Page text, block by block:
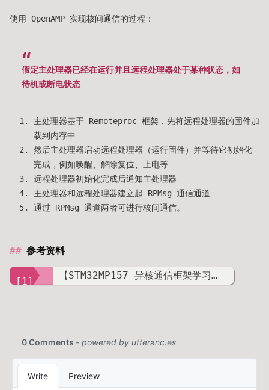
使用 OpenAMP 实现核间通信的过程：
假定主处理器已经在运行并且远程处理器处于某种状态，如
待机或断电状态
主处理器基于 Remoteproc 框架，先将远程处理器的固件加
载到内存中
然后主处理器启动远程处理器（运行固件）并等待它初始化
完成，例如唤醒、解除复位、上电等
远程处理器初始化完成后通知主处理器
主处理器和远程处理器建立起 RPMsg 通信通道
通过 RPMsg 通道两者可进行核间通信。
参考资料
[1]
【STM32MP157 异核通信框架学习篇】（3）OpenAMP框架